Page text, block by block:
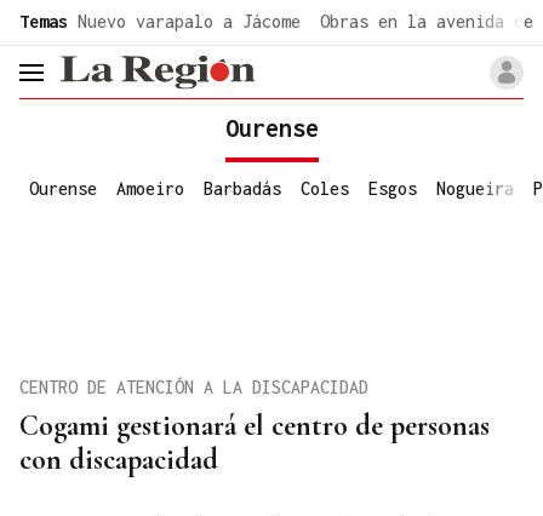
Temas Nuevo varapalo a Jácome Obras en la avenida de
header.menu.open
Ourense
Ourense Amoeiro Barbadás Coles Esgos Nogueira
Cogami gestionará el centro de personas
con discapacidad
CENTRO DE ATENCIÓN A LA DISCAPACIDAD